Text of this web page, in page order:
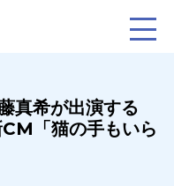
賃貸管理
真希が出演する
「猫の手もいら